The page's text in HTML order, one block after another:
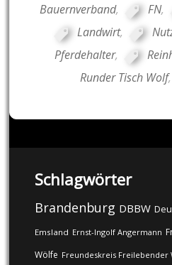
Bauernverband, FN,
Landwirt,
Pferdehalter,
Runder Tisch Wolf,
Schlagwörter
Brandenburg DBBW
Emsland Ernst-Ingolf Angermann
Wölfe Freundeskreis Freilebender